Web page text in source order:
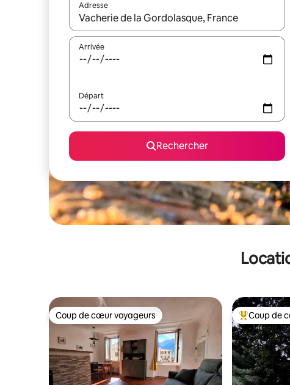
Adresse
Lorsque les résultats s'affichent, utilisez les flèches
Arrivée
Départ
Rechercher
Coup de cœur voyageurs
Coup de cœur voyageurs Coups de
Coup de